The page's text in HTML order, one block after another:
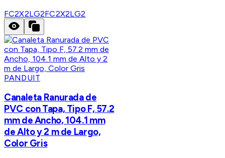
FC2X2LG2FC2X2LG2
PANDUIT
Canaleta Ranurada de
PVC con Tapa, Tipo F, 57.2
mm de Ancho, 104.1 mm
de Alto y 2 m de Largo,
Color Gris